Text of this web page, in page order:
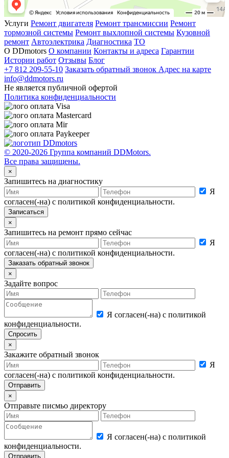
Услуги Ремонт двигателя Ремонт трансмиссии Ремонт
тормозной системы Ремонт выхлопной системы Кузовной
ремонт Автоэлектрика Диагностика ТО
О DDmotors О компании Контакты и адреса Гарантии
Истории работ Отзывы Блог
+7 812 209-55-10 Заказать обратный звонок Адрес на карте
info@ddmotors.ru
Не является публичной офертой
Политика конфиденциальности
© 2020-2026 Группа компаний DDMotors.
Все права защищены.
×
Запишитесь на диагностику
Я
согласен(-на) с политикой конфиденциальности.
×
Запишитесь на ремонт прямо сейчас
Я
согласен(-на) с политикой конфиденциальности.
×
Задайте вопрос
Я согласен(-на) с политикой
конфиденциальности.
×
Закажите обратный звонок
Я
согласен(-на) с политикой конфиденциальности.
×
Отправьте писмьо директору
Я согласен(-на) с политикой
конфиденциальности.